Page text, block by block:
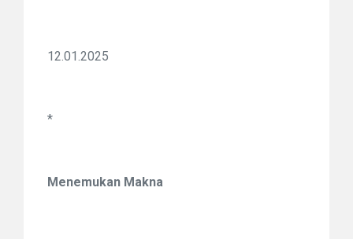
12.01.2025
*
Menemukan Makna